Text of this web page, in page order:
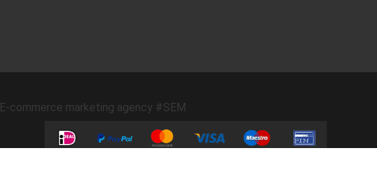
E-commerce marketing agency #SEM